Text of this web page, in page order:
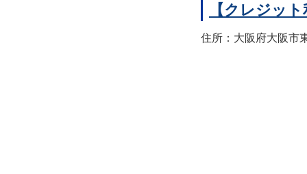
【クレジッ
住所：大阪府大阪市